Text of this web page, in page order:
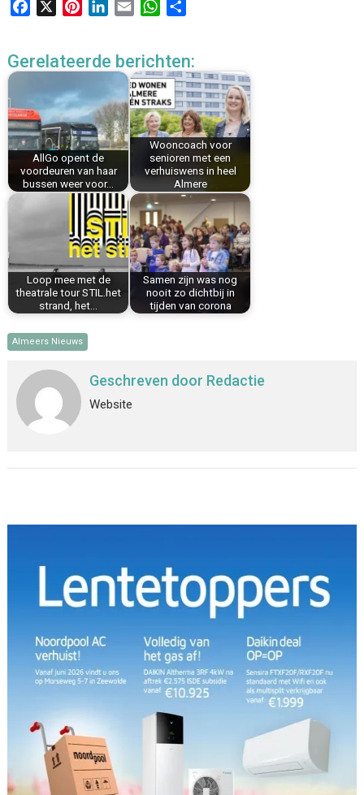
e
o
k
t
r
e
s
t
k
d
I
n
i
l
W
t
s
A
p
p
e
n
Gerelateerde berichten:
AllGo opent de
voordeuren van haar
bussen weer voor…
Wooncoach voor
senioren met een
verhuiswens in heel
Almere
Loop mee met de
theatrale tour STIL.het
strand, het…
Samen zijn was nog
nooit zo dichtbij in
tijden van corona
Almeers Nieuws
Geschreven door Redactie
Website